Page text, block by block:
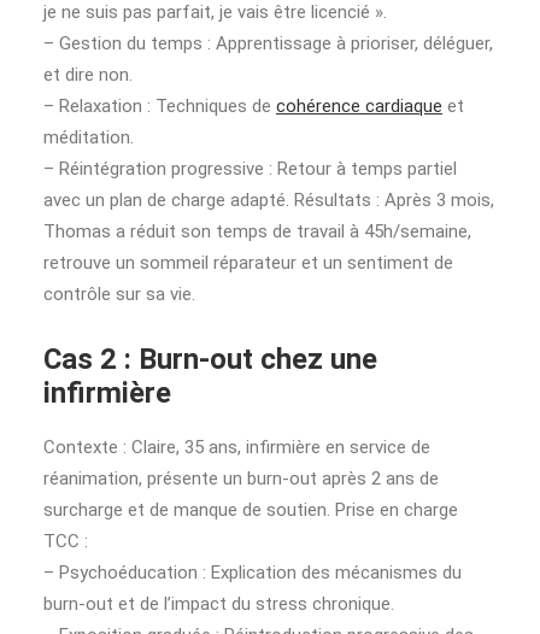
je ne suis pas parfait, je vais être licencié ».
– Gestion du temps : Apprentissage à prioriser, déléguer,
et dire non.
– Relaxation : Techniques de cohérence cardiaque et
méditation.
– Réintégration progressive : Retour à temps partiel
avec un plan de charge adapté. Résultats : Après 3 mois,
Thomas a réduit son temps de travail à 45h/semaine,
retrouve un sommeil réparateur et un sentiment de
contrôle sur sa vie.
Cas 2 : Burn-out chez une
infirmière
Contexte : Claire, 35 ans, infirmière en service de
réanimation, présente un burn-out après 2 ans de
surcharge et de manque de soutien. Prise en charge
TCC :
– Psychoéducation : Explication des mécanismes du
burn-out et de l’impact du stress chronique.